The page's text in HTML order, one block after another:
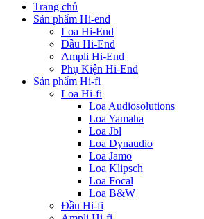
Trang chủ
Sản phẩm Hi-end
Loa Hi-End
Đầu Hi-End
Ampli Hi-End
Phụ Kiện Hi-End
Sản phẩm Hi-fi
Loa Hi-fi
Loa Audiosolutions
Loa Yamaha
Loa Jbl
Loa Dynaudio
Loa Jamo
Loa Klipsch
Loa Focal
Loa B&W
Đầu Hi-fi